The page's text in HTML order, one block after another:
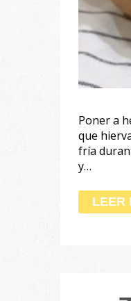
Poner a
que
fría
y…
LEER